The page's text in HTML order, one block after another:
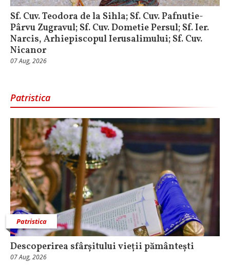
Sf. Cuv. Teodora de la Sihla; Sf. Cuv. Pafnutie-
Pârvu Zugravul; Sf. Cuv. Dometie Persul; Sf. Ier.
Narcis, Arhiepiscopul Ierusalimului; Sf. Cuv.
Nicanor
07 Aug, 2026
Patristica
Patristica
Descoperirea sfârșitului vieții pământești
07 Aug, 2026